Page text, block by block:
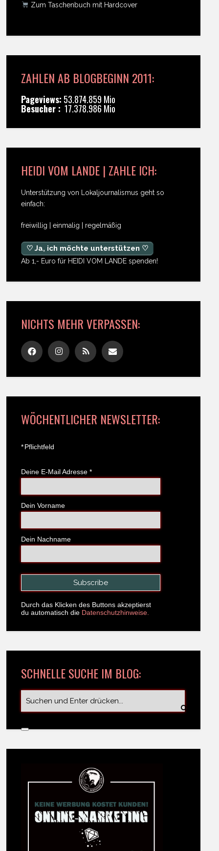
Zum Taschenbuch mit Hardcover
ZAHLEN AB BLOGBEGINN 2011:
Pageviews: 53.874.859 Mio
Besucher : 17.378.986 Mio
HEIDI VOM LANDE | ZAHLE ICH:
Unterstützung von Lokaljournalismus geht so
einfach:
freiwillig | einmalig | regelmäßig
♡ Ja, ich möchte unterstützen ♡
Ab 1,- Euro für HEIDI VOM LANDE spenden!
NICHTS MEHR VERPASSEN:
WÖCHENTLICHER NEWSLETTER:
*Pflichtfeld
Deine E-Mail Adresse *
Dein Vorname
Dein Nachname
Durch das Klicken des Buttons akzeptierst
du automatisch die Datenschutzhinweise.
SCHNELLE SUCHE IM BLOG: